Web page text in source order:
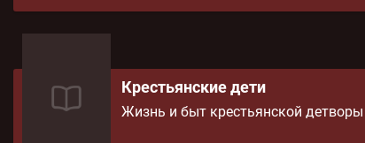
Крестьянские дети
Жизнь и быт крестьянской детворы